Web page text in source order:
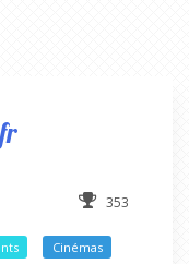
353
Cinémas